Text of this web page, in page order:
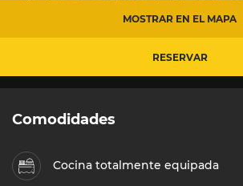
MOSTRAR EN EL MAPA
RESERVAR
Comodidades
Cocina totalmente equipada